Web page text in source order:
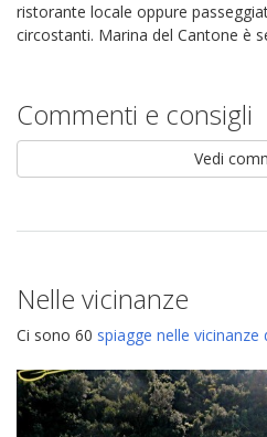
ristorante locale oppure
circostanti. Marina del Cantone è
Commenti e consigli
Vedi
Nelle vicinanze
Ci sono 60 spiagge nelle